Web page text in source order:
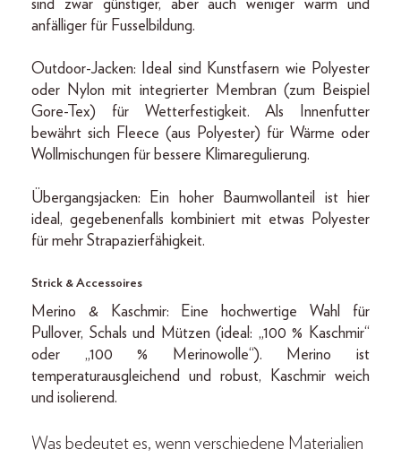
sind zwar günstiger, aber auch weniger warm und
anfälliger für Fusselbildung.
Outdoor-Jacken: Ideal sind Kunstfasern wie Polyester
oder Nylon mit integrierter Membran (zum Beispiel
Gore-Tex) für Wetterfestigkeit. Als Innenfutter
bewährt sich Fleece (aus Polyester) für Wärme oder
Wollmischungen für bessere Klimaregulierung.
Übergangsjacken: Ein hoher Baumwollanteil ist hier
ideal, gegebenenfalls kombiniert mit etwas Polyester
für mehr Strapazierfähigkeit.
Strick & Accessoires
Merino & Kaschmir: Eine hochwertige Wahl für
Pullover, Schals und Mützen (ideal: „100 % Kaschmir“
oder „100 % Merinowolle“). Merino ist
temperaturausgleichend und robust, Kaschmir weich
und isolierend.
Was bedeutet es, wenn verschiedene Materialien